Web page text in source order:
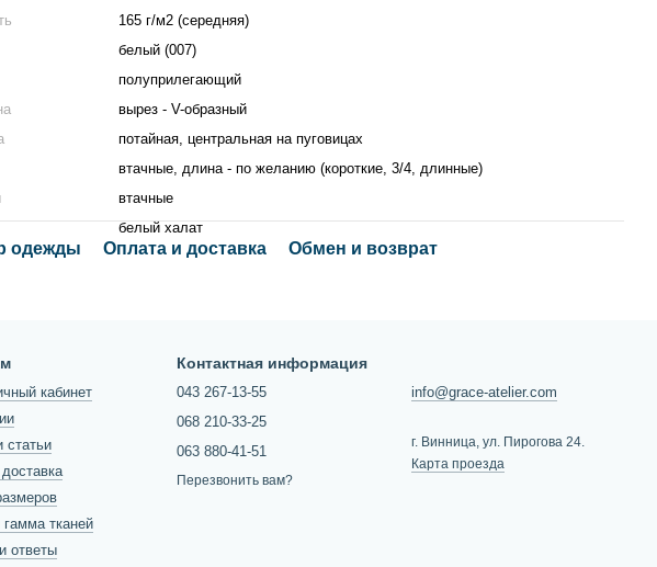
165 г/м2 (середняя)
белый (007)
полуприлегающий
вырез - V-образный
потайная, центральная на пуговицах
втачные, длина - по желанию (короткие, 3/4, длинные)
втачные
белый халат
одежды Оплата и доставка Обмен и возврат
кабинет
статьи
гамма тканей
ответы
Контактная информация
043 267-13-55
068 210-33-25
063 880-41-51
Перезвонить вам?
info@grace-atelier.com
г. Винница, ул. Пирогова 24.
Карта проезда